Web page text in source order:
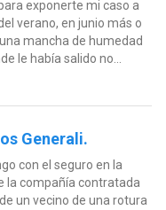
exponerte mi caso a
verano, en junio más o
mancha de humedad
le había salido no...
Generali.
con el seguro en la
la compañía contratada
un vecino de una rotura